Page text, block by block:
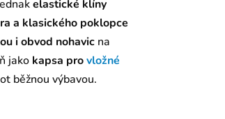
elastické klíny
a klasického poklopce
i obvod nohavic na
jako kapsa provložné
běžnou výbavou.